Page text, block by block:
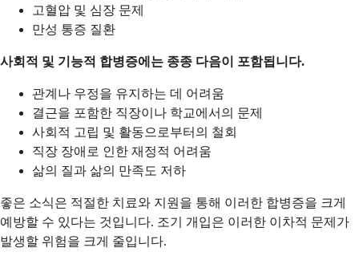
고혈압 및 심장 문제
만성 통증 질환
사회적 및 기능적 합병증에는 종종 다음이 포함됩니다.
관계나 우정을 유지하는 데 어려움
결근을 포함한 직장이나 학교에서의 문제
사회적 고립 및 활동으로부터의 철회
직장 장애로 인한 재정적 어려움
삶의 질과 삶의 만족도 저하
좋은 소식은 적절한 치료와 지원을 통해 이러한 합병증을 크게
예방할 수 있다는 것입니다. 조기 개입은 이러한 이차적 문제가
발생할 위험을 크게 줄입니다.